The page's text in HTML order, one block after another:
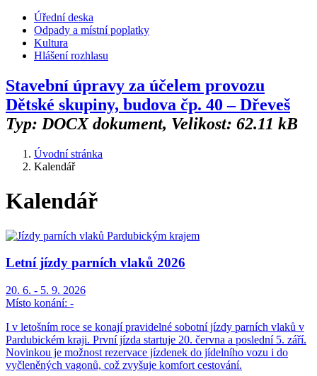
Úřední deska
Odpady a místní poplatky
Kultura
Hlášení rozhlasu
Stavební úpravy za účelem provozu
Dětské skupiny, budova čp. 40 – Dřeveš
Typ: DOCX dokument, Velikost: 62.11 kB
Úvodní stránka
Kalendář
Kalendář
Letní jízdy parních vlaků 2026
20. 6. - 5. 9. 2026
Místo konání: -
I v letošním roce se konají pravidelné sobotní jízdy parních vlaků v
Pardubickém kraji. První jízda startuje 20. června a poslední 5. září.
Novinkou je možnost rezervace jízdenek do jídelního vozu i do
vyčleněných vagonů, což zvyšuje komfort cestování.